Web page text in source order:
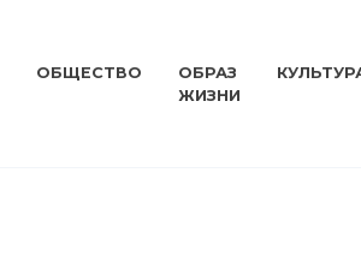
ОБЩЕСТВО
ОБРАЗ
ЖИЗНИ